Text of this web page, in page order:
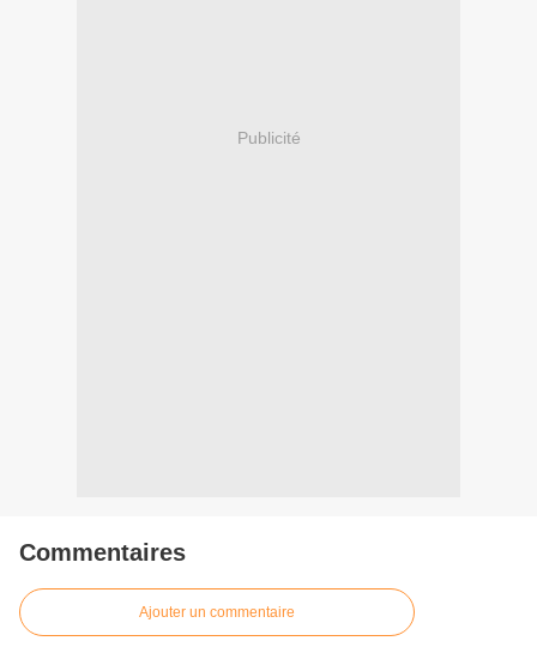
Publicité
Commentaires
Ajouter un commentaire